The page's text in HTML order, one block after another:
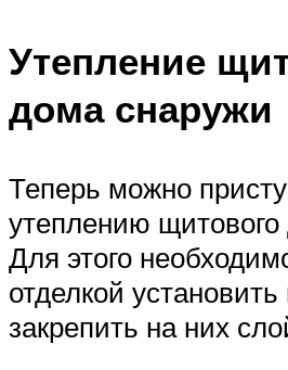
Утепление
дома снаружи
Теперь можно
утеплению
Для этого
отделкой
закрепить на них